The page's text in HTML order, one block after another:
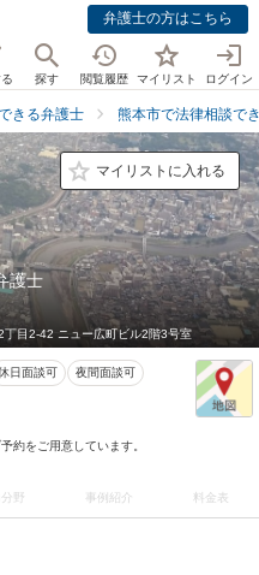
弁護士の方はこちら
探す 閲覧履歴 マイリスト ログイン
きる弁護士 熊本市で法律相談で
マイリストに入れる
護士
丁目2-42 ニュー広町ビル2階3号室
日面談可 夜間面談可
約をご用意しています。
野 事例紹介 料金表